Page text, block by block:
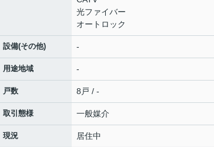
光ファイバー
オートロック
設備(その他) -
用途地域 -
戸数 8戸 / -
取引態様 一般媒介
現況 居住中